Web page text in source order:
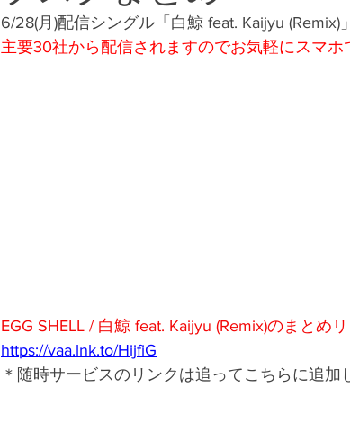
6/28(月)配信シングル「白鯨 feat. Kaijyu
主要30社から配信されますのでお気軽にスマホ
EGG SHELL / 白鯨 feat. Kaijyu (Remix)のまとめ
https://vaa.lnk.to/HijfiG
＊随時サービスのリンクは追ってこちらに追加